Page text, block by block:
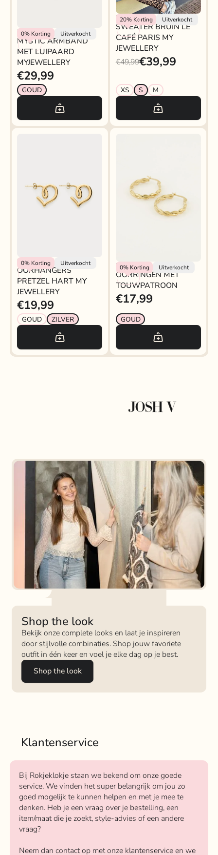
0% Korting Uitverkocht
My Jewellery
MYSTIC ARMBAND
MET LUIPAARD
MYJEWELLERY
€29,99
GOUD
20%Korting Uitverkocht
My Jewellery
SWEATER BRUIN LE
CAFÉ PARIS MY
JEWELLERY
€49,99€39,99
XS S M
0% Korting Uitverkocht
My Jewellery
OORHANGERS
PRETZEL HART MY
JEWELLERY
€19,99
GOUD ZILVER
0%Korting Uitverkocht
My Jewellery
OORRINGEN MET
TOUWPATROON
€17,99
GOUD
Shop the look
Bekijk onze complete looks en laat je inspireren
door stijlvolle combinaties. Shop jouw favoriete
outfit in één keer en voel je elke dag op je best.
Shop the look
Klantenservice
Bij Rokjeklokje staan we bekend om onze goede
service. We vinden het super belangrijk om jou zo
goed mogelijk te kunnen helpen en met je mee te
denken. Heb je een vraag over je bestelling, een
item/maat die je zoekt, style-advies of een andere
vraag?
Neem dan contact op met onze klantenservice en we